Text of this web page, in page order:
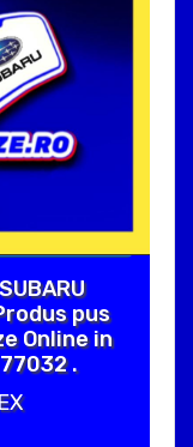
pus
Online in
.